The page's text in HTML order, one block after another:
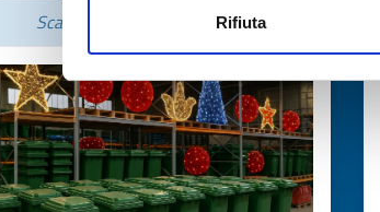
Rifiuta
Scade il 26 novembre 2026